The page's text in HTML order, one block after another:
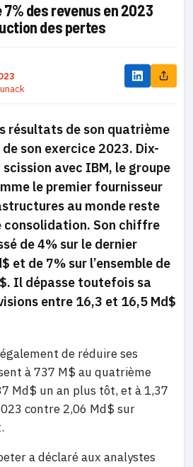
des revenus en 2023
des pertes
résultats de son quatrième
son exercice 2023. Dix-
avec IBM, le groupe
le premier fournisseur
au monde reste
consolidation. Son chiffre
de 4% sur le dernier
et de 7% sur l’ensemble de
Il dépasse toutefois sa
entre 16,3 et 16,5 Md$
de réduire ses
à 737 M$ au quatrième
Md$ un an plus tôt, et à 1,37
contre 2,06 Md$ sur
a déclaré aux analystes